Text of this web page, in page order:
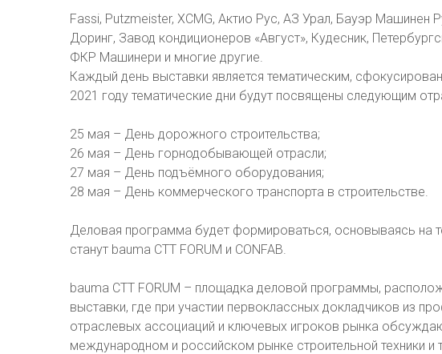
Fassi, Putzmeister, XCMG, Актио Рус, АЗ Урал, Бауэр Машинен
Доринг, Завод кондиционеров «Август», Кудесник,
ФКР Машинери и многие другие.
Каждый день выставки является тематическим,
2021 году тематические дни будут посвящены следующим
25 мая – День дорожного строительства;
26 мая – День горнодобывающей отрасли;
27 мая – День подъёмного оборудования;
28 мая – День коммерческого транспорта в строительстве.
Деловая программа будет формироваться, основываясь на
станут bauma CTT FORUM и CONFAB.
bauma CTT FORUM – площадка деловой программы,
выставки, где при участии первоклассных докладчиков из
отраслевых ассоциаций и ключевых игроков рынка
международном и российском рынке строительной техники и